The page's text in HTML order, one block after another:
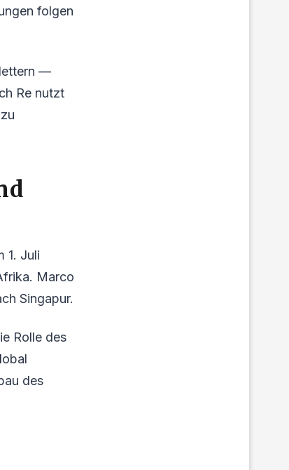
folgen
—
Re nutzt
1. Juli
Marco
Singapur.
Rolle des
des